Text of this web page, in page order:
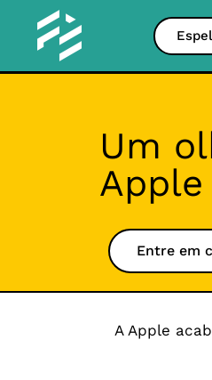
Um
Entre em
A Apple